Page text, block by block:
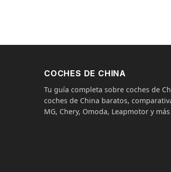
COCHES DE CHINA
Tu guía completa sobre coches de
coches de China baratos,
MG, Chery, Omoda, Leapmotor y